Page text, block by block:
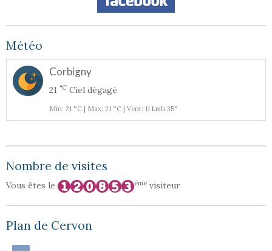
Météo
Corbigny
21 °C Ciel dégagé
Min: 21 °C | Max: 21 °C | Vent: 11 kmh 35°
Nombre de visites
Vous êtes le ème visiteur
Plan de Cervon